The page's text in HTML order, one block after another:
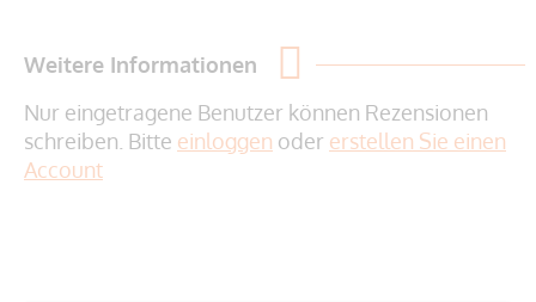
Weitere Informationen
Nur eingetragene Benutzer können Rezensionen
schreiben. Bitte einloggen oder erstellen Sie einen
Account